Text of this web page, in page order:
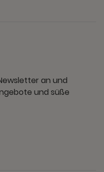
an und
und süße